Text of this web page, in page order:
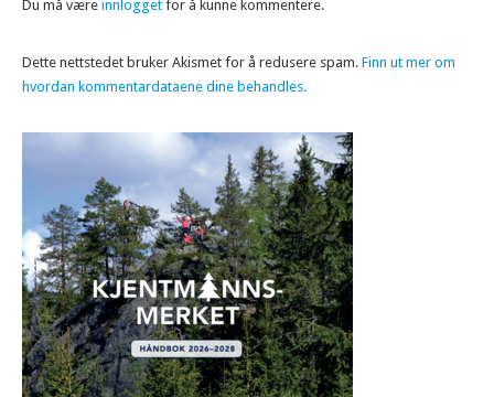
Du må være innlogget for å kunne kommentere.
Dette nettstedet bruker Akismet for å redusere spam. Finn ut mer om
hvordan kommentardataene dine behandles.